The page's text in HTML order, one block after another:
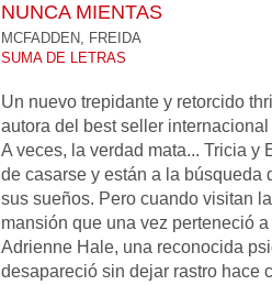
NUNCA MIENTAS
MCFADDEN, FREIDA
SUMA DE LETRAS
Un nuevo trepidante y retorcido
autora del best seller
A veces, la verdad mata... Tricia y
de casarse y están a la búsqueda
sus sueños. Pero cuando visitan
mansión que una vez perteneció
Adrienne Hale, una reconocida
desapareció sin dejar rastro hace